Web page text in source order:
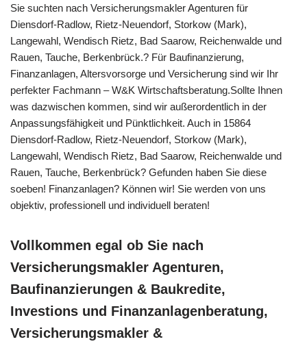
Sie suchten nach Versicherungsmakler Agenturen für
Diensdorf-Radlow, Rietz-Neuendorf, Storkow (Mark),
Langewahl, Wendisch Rietz, Bad Saarow, Reichenwalde und
Rauen, Tauche, Berkenbrück.? Für Baufinanzierung,
Finanzanlagen, Altersvorsorge und Versicherung sind wir Ihr
perfekter Fachmann – W&K Wirtschaftsberatung.Sollte Ihnen
was dazwischen kommen, sind wir außerordentlich in der
Anpassungsfähigkeit und Pünktlichkeit. Auch in 15864
Diensdorf-Radlow, Rietz-Neuendorf, Storkow (Mark),
Langewahl, Wendisch Rietz, Bad Saarow, Reichenwalde und
Rauen, Tauche, Berkenbrück? Gefunden haben Sie diese
soeben! Finanzanlagen? Können wir! Sie werden von uns
objektiv, professionell und individuell beraten!
Vollkommen egal ob Sie nach
Versicherungsmakler Agenturen,
Baufinanzierungen & Baukredite,
Investions und Finanzanlagenberatung,
Versicherungsmakler &